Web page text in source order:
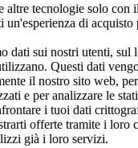
tecnologie solo con
di acquisto
dati sui nostri utenti, sul
Questi dati
il nostro sito web,
e per analizzare le
i tuoi dati
offerte tramite i loro
già i loro servizi.